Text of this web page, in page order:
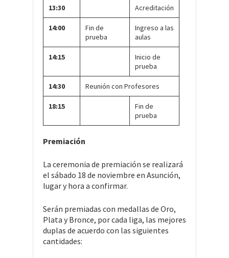
13:30 Acreditación
14:00
Fin de
prueba
Ingreso a las
aulas
14:15
Inicio de
prueba
14:30 Reunión con Profesores
18:15
Fin de
prueba
Premiación
La ceremonia de premiación se realizará
el sábado 18 de noviembre en Asunción,
lugar y hora a confirmar.
Serán premiadas con medallas de Oro,
Plata y Bronce, por cada liga, las mejores
duplas de acuerdo con las siguientes
cantidades: